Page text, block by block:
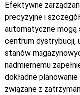
Efektywne
precyzyjne i
automatyczne mogą
centrum dystrybucji,
stanów
nadmiernemu
dokładne
związane z